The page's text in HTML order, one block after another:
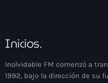
Inicios.
Inolvidable FM comenzó a
1992, bajo la dirección de su